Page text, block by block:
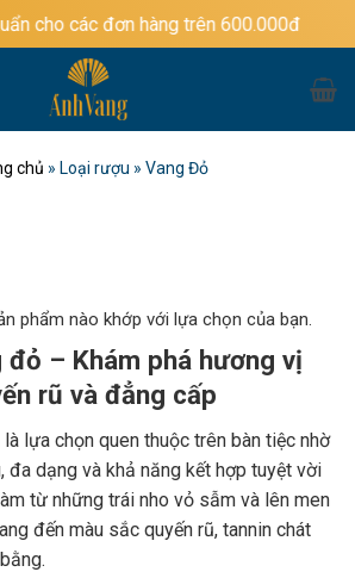
hàng trên 600.000đ
chủ » Loại rượu » Vang Đỏ
phẩm nào khớp với lựa chọn của bạn.
đỏ – Khám phá hương vị
rũ và đẳng cấp
là lựa chọn quen thuộc trên bàn tiệc nhờ
đa dạng và khả năng kết hợp tuyệt vời
từ những trái nho vỏ sẫm và lên men
đến màu sắc quyến rũ, tannin chát